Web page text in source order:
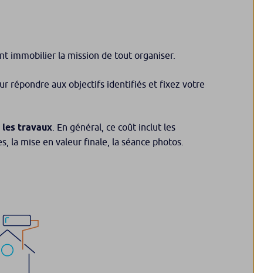
immobilier la mission de tout organiser.
répondre aux objectifs identifiés et fixez votre
les travaux . En général, ce coût inclut les
la mise en valeur finale, la séance photos.